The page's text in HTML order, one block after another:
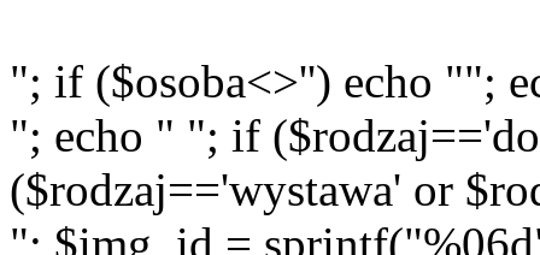
"; if ($osoba<>'') echo "";
"; echo " "; if
($rodzaj=='wystawa' or
"; $img_id =